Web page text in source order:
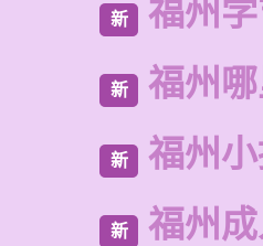
新 福州
新 福州
新 福州
新 福州